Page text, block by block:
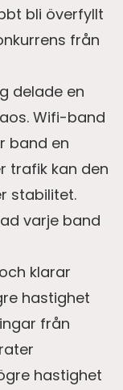
bli överfyllt
från
delade en
Wifi-band
band en
trafik kan den
stabilitet.
varje band
klarar
hastighet
från
hastighet